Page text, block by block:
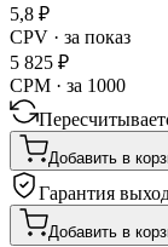
5,8 ₽
CPV · за показ
5 825 ₽
CPM · за 1000
Добавить в
Гарантия
Добавить в